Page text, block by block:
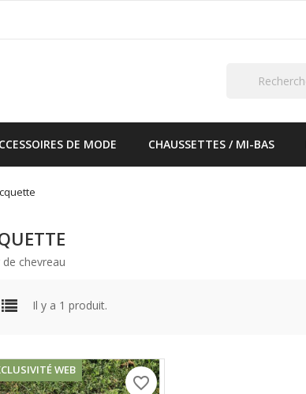
DE MODE CHAUSSETTES / MI-BAS
chevreau
Il y a 1 produit.
WEB
favorite_border